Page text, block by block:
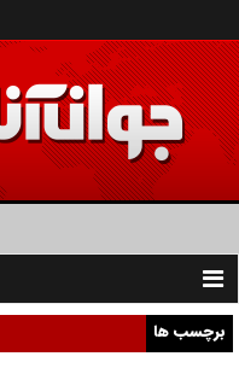
Toggle
navigation
برچسب ها